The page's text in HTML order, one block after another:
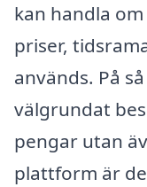
kan handla
priser,
används. På
välgrundat
pengar utan
plattform är